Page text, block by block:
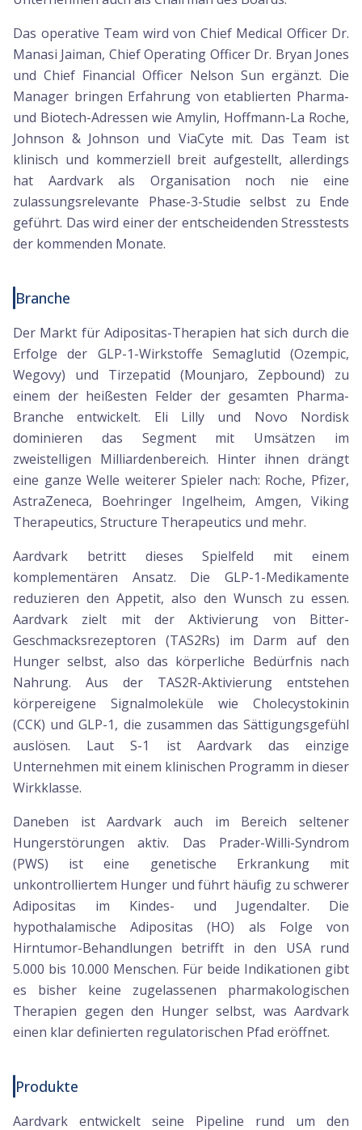
Das operative Team wird von Chief Medical Officer Dr.
Manasi Jaiman, Chief Operating Officer Dr. Bryan Jones
und Chief Financial Officer Nelson Sun ergänzt. Die
Manager bringen Erfahrung von etablierten Pharma-
und Biotech-Adressen wie Amylin, Hoffmann-La Roche,
Johnson & Johnson und ViaCyte mit. Das Team ist
klinisch und kommerziell breit aufgestellt, allerdings
hat Aardvark als Organisation noch nie eine
zulassungsrelevante Phase-3-Studie selbst zu Ende
geführt. Das wird einer der entscheidenden Stresstests
der kommenden Monate.
Branche
Der Markt für Adipositas-Therapien hat sich durch die
Erfolge der GLP-1-Wirkstoffe Semaglutid (Ozempic,
Wegovy) und Tirzepatid (Mounjaro, Zepbound) zu
einem der heißesten Felder der gesamten Pharma-
Branche entwickelt. Eli Lilly und Novo Nordisk
dominieren das Segment mit Umsätzen im
zweistelligen Milliardenbereich. Hinter ihnen drängt
eine ganze Welle weiterer Spieler nach: Roche, Pfizer,
AstraZeneca, Boehringer Ingelheim, Amgen, Viking
Therapeutics, Structure Therapeutics und mehr.
Aardvark betritt dieses Spielfeld mit einem
komplementären Ansatz. Die GLP-1-Medikamente
reduzieren den Appetit, also den Wunsch zu essen.
Aardvark zielt mit der Aktivierung von Bitter-
Geschmacksrezeptoren (TAS2Rs) im Darm auf den
Hunger selbst, also das körperliche Bedürfnis nach
Nahrung. Aus der TAS2R-Aktivierung entstehen
körpereigene Signalmoleküle wie Cholecystokinin
(CCK) und GLP-1, die zusammen das Sättigungsgefühl
auslösen. Laut S-1 ist Aardvark das einzige
Unternehmen mit einem klinischen Programm in dieser
Wirkklasse.
Daneben ist Aardvark auch im Bereich seltener
Hungerstörungen aktiv. Das Prader-Willi-Syndrom
(PWS) ist eine genetische Erkrankung mit
unkontrolliertem Hunger und führt häufig zu schwerer
Adipositas im Kindes- und Jugendalter. Die
hypothalamische Adipositas (HO) als Folge von
Hirntumor-Behandlungen betrifft in den USA rund
5.000 bis 10.000 Menschen. Für beide Indikationen gibt
es bisher keine zugelassenen pharmakologischen
Therapien gegen den Hunger selbst, was Aardvark
einen klar definierten regulatorischen Pfad eröffnet.
Produkte
Aardvark entwickelt seine Pipeline rund um den